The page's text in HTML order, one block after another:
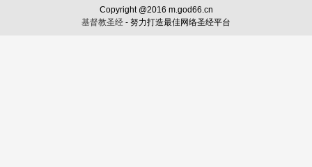
Copyright @2016 m.god66.cn
基督教圣经 - 努力打造最佳网络圣经平台